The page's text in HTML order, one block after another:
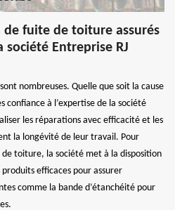
fuite de toiture assurés
société Entreprise RJ
nombreuses. Quelle que soit la cause
à l’expertise de la société
les réparations avec efficacité et les
la longévité de leur travail. Pour
toiture, la société met à la disposition
efficaces pour assurer
comme la bande d’étanchéité pour